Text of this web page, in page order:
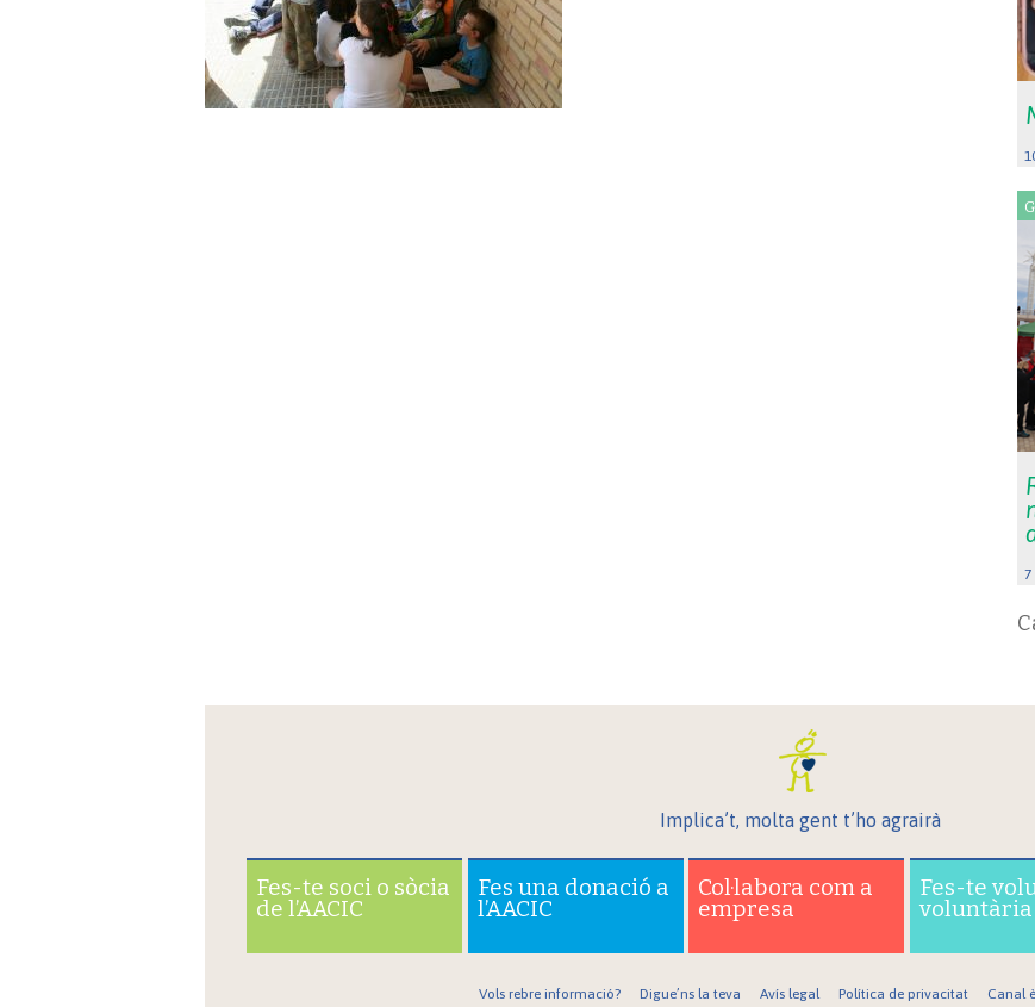
7
Implica’t, molta gent t’ho agrairà
Fes-te soci o sòcia
de l’AACIC
Fes una donació a
l’AACIC
Col·labora com a
empresa
Fes-te
voluntària
Vols rebre informació? Digue’ns la teva Avís legal Política de privacitat Canal